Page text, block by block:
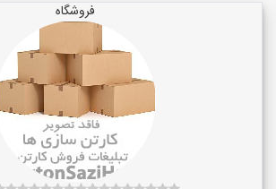
فروشگاه